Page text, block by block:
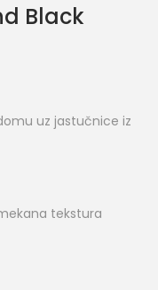
Black
uz jastučnice iz
tekstura